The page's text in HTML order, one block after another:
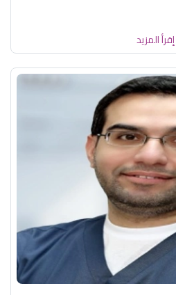
إقرأ المزيد